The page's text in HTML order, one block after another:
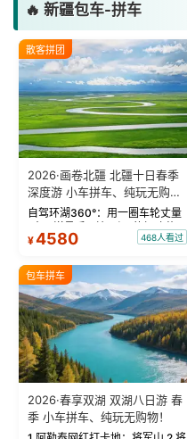
🔥 新疆包车-拼车
散客拼团
2026·画卷北疆 北疆十日春季
深度游 小车拼车、纯玩无购
物！
自驾环湖360°：用一圈车轮丈量
“大西洋最后一滴眼泪”的极致蔚
蓝。 赛湖旅拍：甄选多款风格服
绝美瞬间。 赛湖坦克300跟车视
频：专业摄影师...
¥4580 468人看过
包车拼车
2026·春享双湖 双湖八日游 春
季 小车拼车、纯玩无购物！